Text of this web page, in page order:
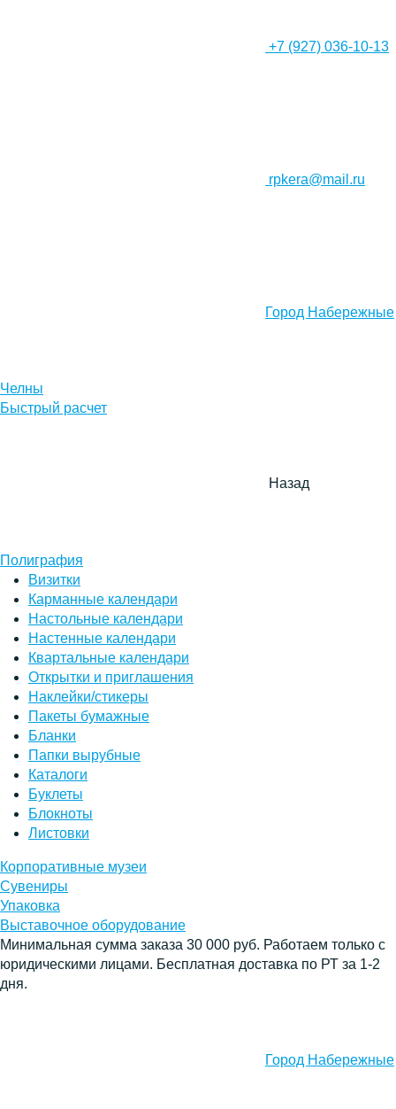
+7 (927) 036-10-13
rpkera@mail.ru
Город Набережные
Челны
Быстрый расчет
Назад
Полиграфия
Визитки
Карманные календари
Настольные календари
Настенные календари
Квартальные календари
Открытки и приглашения
Наклейки/стикеры
Пакеты бумажные
Бланки
Папки вырубные
Каталоги
Буклеты
Блокноты
Листовки
Корпоративные музеи
Сувениры
Упаковка
Выставочное оборудование
Минимальная сумма заказа 30 000 руб. Работаем только с
юридическими лицами. Бесплатная доставка по РТ за 1-2
дня.
Город Набережные